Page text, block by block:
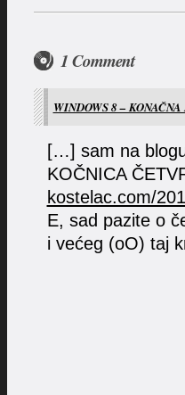
1 Comment
WINDOWS 8 –
[…] sam na
KOČNICA
kostelac.com/
E, sad pazite o
i većeg (oO) taj